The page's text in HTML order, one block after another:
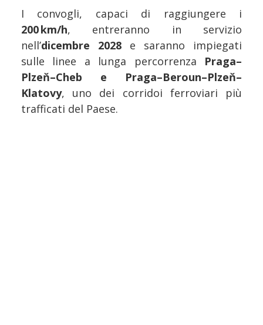
I convogli, capaci di raggiungere i
200 km/h, entreranno in servizio
nell’dicembre 2028 e saranno impiegati
sulle linee a lunga percorrenza Praga–
Plzeň–Cheb e Praga–Beroun–Plzeň–
Klatovy, uno dei corridoi ferroviari più
trafficati del Paese.